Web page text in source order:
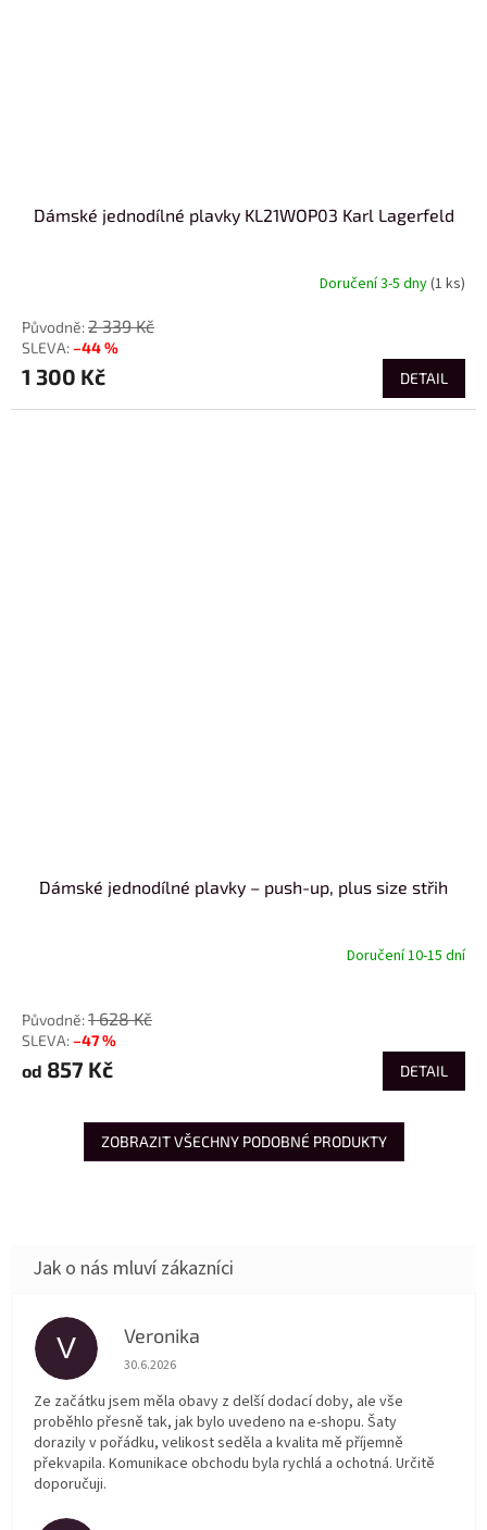
Dámské jednodílné plavky KL21WOP03 Karl Lagerfeld
Doručení 3-5 dny(1 ks)
2 339 Kč
–44 %
1 300 Kč DETAIL
Dámské jednodílné plavky – push-up, plus size střih
Doručení 10-15 dní
1 628 Kč
–47 %
od 857 Kč DETAIL
ZOBRAZIT VŠECHNY PODOBNÉ PRODUKTY
V Veronika
Hodnocení obchodu je 5 z 5 hvězdiček.
30.6.2026
Ze začátku jsem měla obavy z delší dodací doby, ale vše
proběhlo přesně tak, jak bylo uvedeno na e-shopu. Šaty
dorazily v pořádku, velikost seděla a kvalita mě příjemně
překvapila. Komunikace obchodu byla rychlá a ochotná. Určitě
doporučuji.